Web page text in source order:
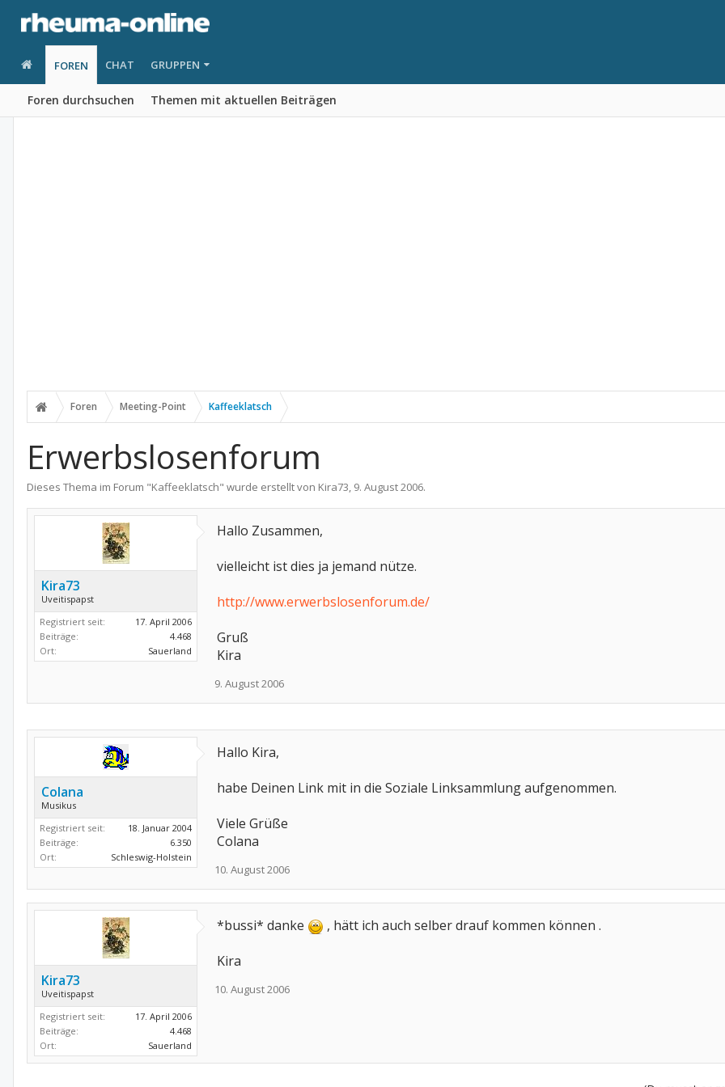
FOREN
Foren durchsuchen Themen mit aktuellen Beiträgen
CHAT GRUPPEN
Foren Meeting-Point Kaffeeklatsch
Erwerbslosenforum
Dieses Thema im Forum "Kaffeeklatsch" wurde erstellt von Kira73, 9. August 2006.
Kira73
Uveitispapst
Registriert seit:
17. April 2006
Beiträge:
4.468
Ort:
Sauerland
Hallo Zusammen,
vielleicht ist dies ja jemand nütze.
http://www.erwerbslosenforum.de/
Gruß
Kira
9. August 2006
Colana
Musikus
Registriert seit:
18. Januar 2004
Beiträge:
6.350
Ort:
Schleswig-Holstein
Hallo Kira,
habe Deinen Link mit in die Soziale Linksammlung aufgenommen.
Viele Grüße
Colana
10. August 2006
Kira73
Uveitispapst
Registriert seit:
17. April 2006
Beiträge:
4.468
Ort:
Sauerland
*bussi* danke
, hätt ich auch selber drauf kommen können .
Kira
10. August 2006